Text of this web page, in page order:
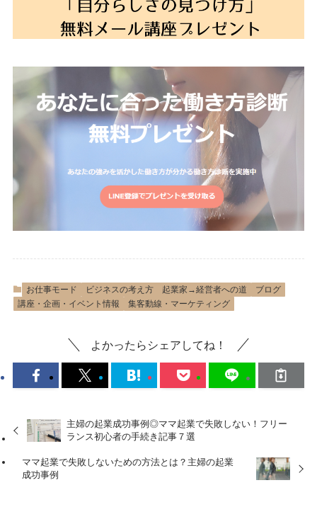
お仕事モード ビジネスの考え方 起業家→経営者への道
ブログ
講座・企画・イベント情報
集客動線・マーケティング
よかったらシェアしてね！
主婦の起業成功事例◎ママ起業で失敗しない！フリー
ランス初心者の手続き記事７選
ママ起業で失敗しないための方法とは？主婦の起業
成功事例